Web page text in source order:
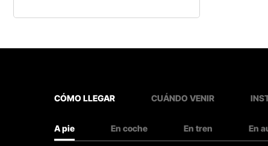
CÓMO LLEGAR CUÁNDO VENIR
A pie En coche En tren En